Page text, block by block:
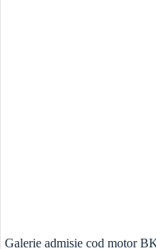
Galerie admisie cod motor